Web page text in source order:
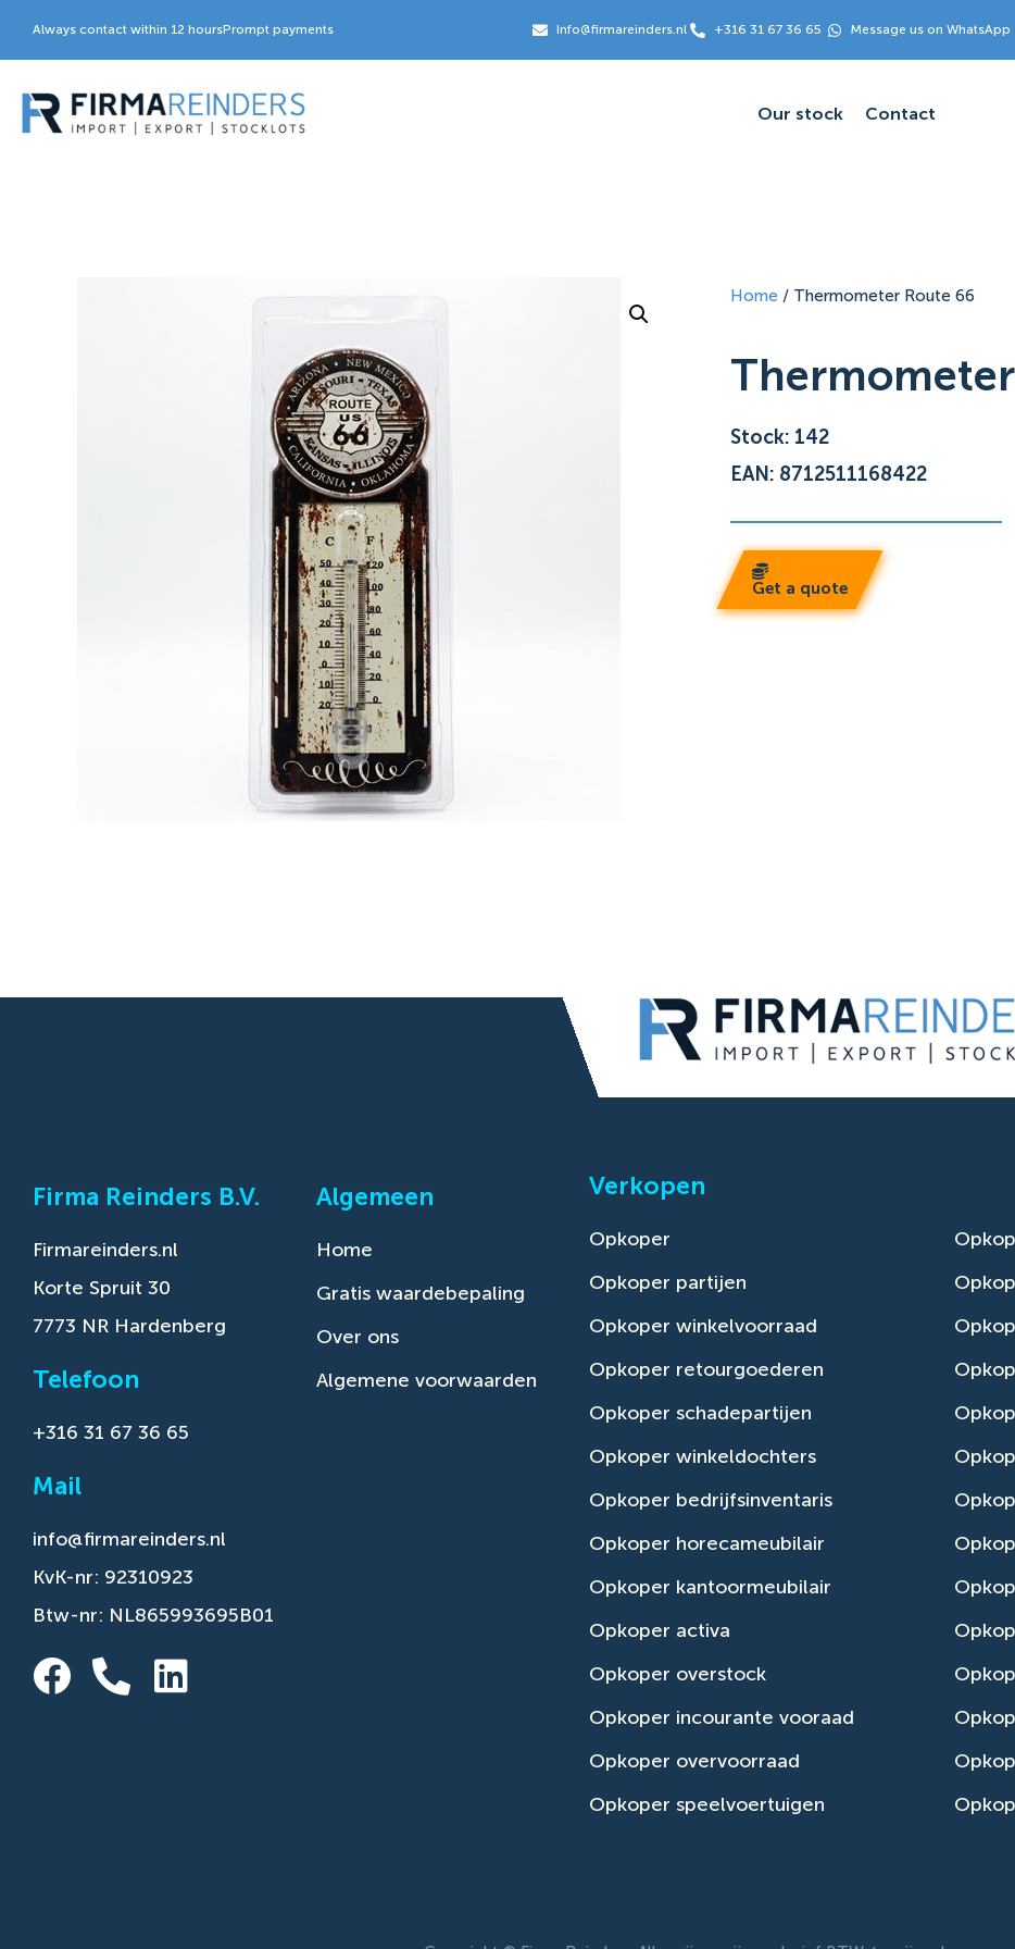
Always contact within 12 hoursPrompt payments Info@firmareinders.nl +316 31 67 36 65 Message us on WhatsApp
Our stock Contact
Home / Thermometer Route 66
Stock: 142
EAN: 8712511168422
Get a quote
Firma Reinders B.V.
Firmareinders.nl
Korte Spruit 30
7773 NR Hardenberg
Telefoon
+316 31 67 36 65
Mail
info@firmareinders.nl
KvK-nr: 92310923
Btw-nr: NL865993695B01
Algemeen
Home
Gratis waardebepaling
Over ons
Algemene voorwaarden
Verkopen
Opkoper
Opkoper partijen
Opkoper winkelvoorraad
Opkoper retourgoederen
Opkoper schadepartijen
Opkoper winkeldochters
Opkoper bedrijfsinventaris
Opkoper horecameubilair
Opkoper kantoormeubilair
Opkoper activa
Opkoper overstock
Opkoper incourante vooraad
Opkoper overvoorraad
Opkoper speelvoertuigen